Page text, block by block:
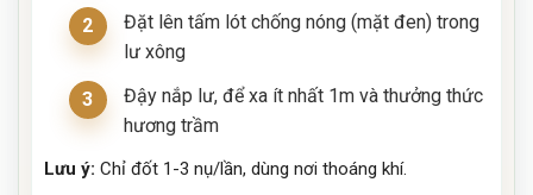
Đặt lên tấm lót chống nóng (mặt đen) trong
lư xông
Đậy nắp lư, để xa ít nhất 1m và thưởng thức
hương trầm
Lưu ý: Chỉ đốt 1-3 nụ/lần, dùng nơi thoáng khí.